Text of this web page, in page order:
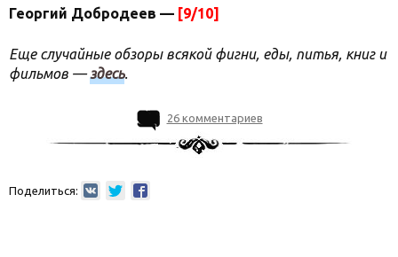
Георгий Добродеев — [9/10]
Еще случайные обзоры всякой фигни, еды, питья, книг и
фильмов —здесь.
26 комментариев
Поделиться: